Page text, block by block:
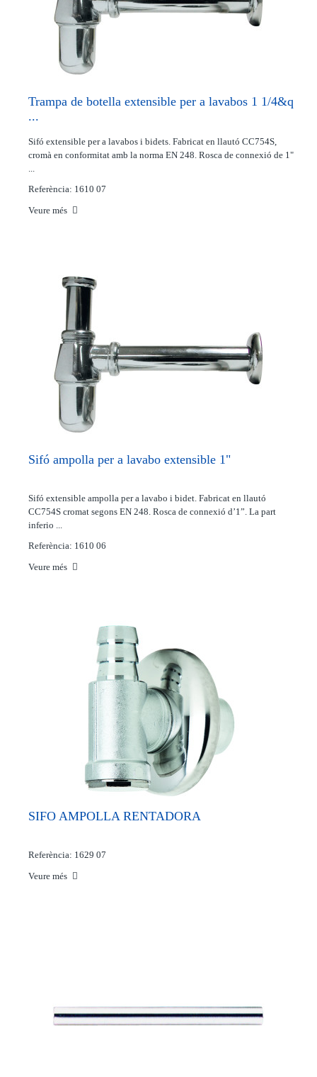
Trampa de botella extensible per a lavabos 1 1/4&q
...
Sifó extensible per a lavabos i bidets. Fabricat en llautó CC754S,
cromà en conformitat amb la norma EN 248. Rosca de connexió de 1"
...
Referència: 1610 07
Veure més
Sifó ampolla per a lavabo extensible 1"
Sifó extensible ampolla per a lavabo i bidet. Fabricat en llautó
CC754S cromat segons EN 248. Rosca de connexió d’1”. La part
inferio ...
Referència: 1610 06
Veure més
SIFO AMPOLLA RENTADORA
Referència: 1629 07
Veure més